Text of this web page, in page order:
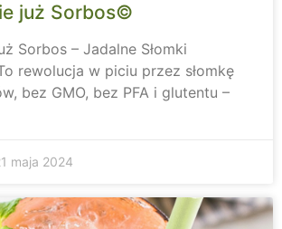
już Sorbos©
Sorbos – Jadalne Słomki
rewolucja w piciu przez słomkę
bez GMO, bez PFA i glutentu –
maja 2024